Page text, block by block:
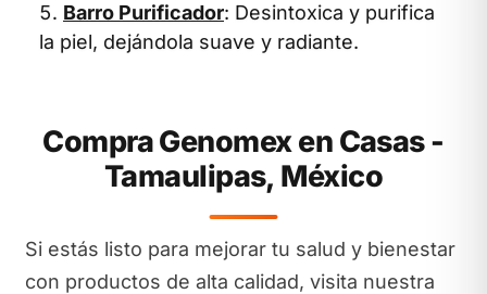
Barro Purificador: Desintoxica y purifica
la piel, dejándola suave y radiante.
Compra Genomex en Casas -
Tamaulipas, México
Si estás listo para mejorar tu salud y bienestar
con productos de alta calidad, visita nuestra